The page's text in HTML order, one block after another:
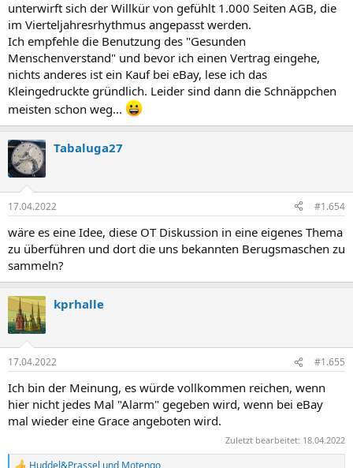
unterwirft sich der Willkür von gefühlt 1.000 Seiten AGB, die
im Vierteljahresrhythmus angepasst werden.
Ich empfehle die Benutzung des "Gesunden
Menschenverstand" und bevor ich einen Vertrag eingehe,
nichts anderes ist ein Kauf bei eBay, lese ich das
Kleingedruckte gründlich. Leider sind dann die Schnäppchen
meisten schon weg...
Tabaluga27
17.04.2022 #1.654
wäre es eine Idee, diese OT Diskussion in eine eigenes Thema
zu überführen und dort die uns bekannten Berugsmaschen zu
sammeln?
kprhalle
17.04.2022 #1.655
Ich bin der Meinung, es würde vollkommen reichen, wenn
hier nicht jedes Mal "Alarm" gegeben wird, wenn bei eBay
mal wieder eine Grace angeboten wird.
Zuletzt bearbeitet: 18.04.2022
Huddel&Prassel und Motengo